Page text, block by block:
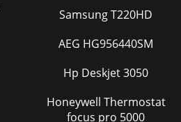
Samsung T220HD
AEG HG956440SM
Hp Deskjet 3050
Honeywell Thermostat
focus pro 5000